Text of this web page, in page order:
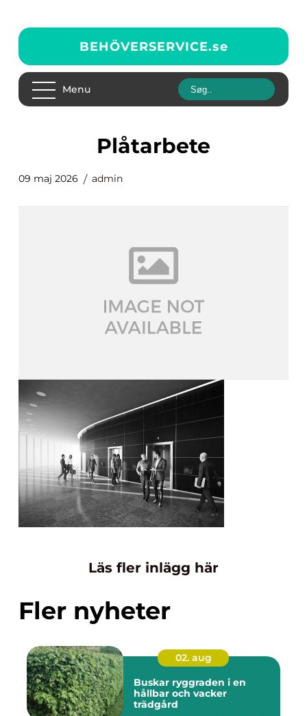
BEHÖVERSERVICE.se
Menu
Plåtarbete
09 maj 2026 admin
Läs fler inlägg här
Fler nyheter
02. aug
Buskar ryggraden i en
hållbar och vacker
trädgård